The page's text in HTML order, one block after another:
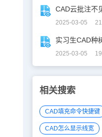
2025-03-05
2025-03-05
相关搜索
CAD填充命令快捷键
CAD怎么显示线宽